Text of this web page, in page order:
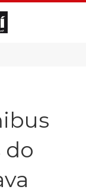
do